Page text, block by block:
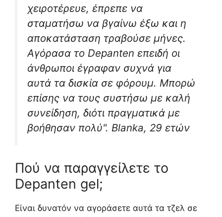
χειροτέρευε, έπρεπε να
σταματήσω να βγαίνω έξω και η
αποκατάσταση τραβούσε μήνες.
Αγόρασα το Depanten επειδή οι
άνθρωποι έγραφαν συχνά για
αυτά τα δισκία σε φόρουμ. Μπορώ
επίσης να τους συστήσω με καλή
συνείδηση, διότι πραγματικά με
βοήθησαν πολύ". Blanka, 29 ετών
Πού να παραγγείλετε το
Depanten gel;
Είναι δυνατόν να αγοράσετε αυτά τα τζελ σε